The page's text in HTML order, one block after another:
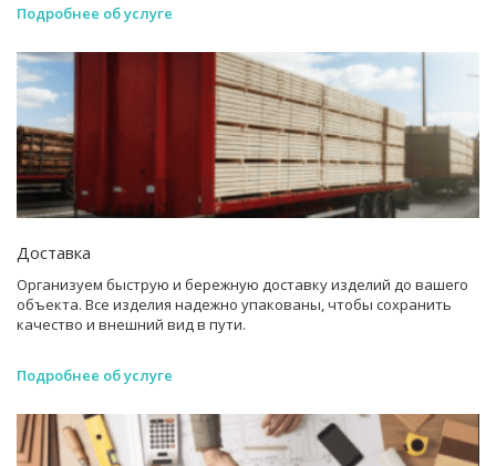
Подробнее об услуге
Доставка
Организуем быструю и бережную доставку изделий до вашего
объекта. Все изделия надежно упакованы, чтобы сохранить
качество и внешний вид в пути.
Подробнее об услуге